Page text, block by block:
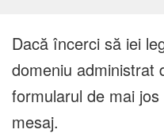
Dacă încerci să iei
domeniu administrat
formularul de mai
mesaj.